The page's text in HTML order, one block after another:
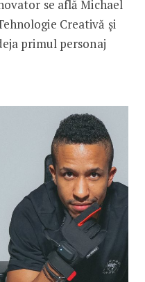
se află Michael
Creativă și
primul personaj